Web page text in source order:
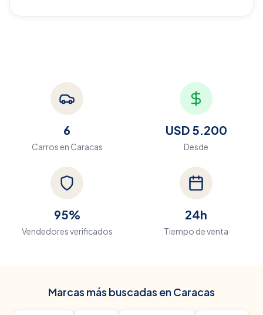
6
Carros en Caracas
USD 5.200
Desde
95%
Vendedores verificados
24h
Tiempo de venta
Marcas más buscadas enCaracas